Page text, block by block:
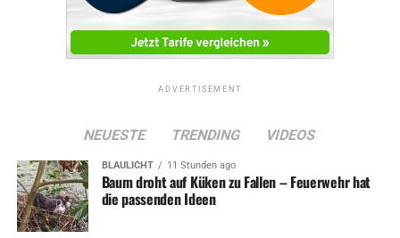
ADVERTISEMENT
NEUESTE TRENDING VIDEOS
BLAULICHT 11 Stunden ago
Baum droht auf Küken zu Fallen – Feuerwehr hat
die passenden Ideen